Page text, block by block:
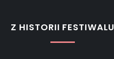
Z HISTORII FESTIWALU